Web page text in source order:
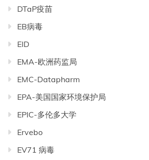
DTaP疫苗
EB病毒
EID
EMA-欧洲药监局
EMC-Datapharm
EPA-美国国家环境保护局
EPIC-多伦多大学
Ervebo
EV71 病毒